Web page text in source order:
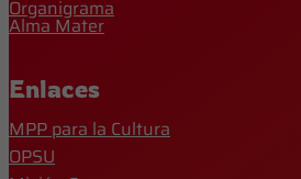
Organigrama
Alma Mater
Enlaces
MPP para la Cultura
OPSU